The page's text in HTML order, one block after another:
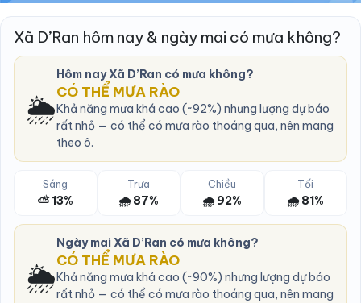
Xã D’Ran hôm nay & ngày mai có mưa không?
🌦️
Hôm nay Xã D’Ran có mưa không?
CÓ THỂ MƯA RÀO
Khả năng mưa khá cao (~92%) nhưng lượng dự báo
rất nhỏ — có thể có mưa rào thoáng qua, nên mang
theo ô.
Sáng
⛅ 13%
Trưa
🌧️ 87%
Chiều
🌧️ 92%
Tối
🌧️ 81%
🌦️
Ngày mai Xã D’Ran có mưa không?
CÓ THỂ MƯA RÀO
Khả năng mưa khá cao (~90%) nhưng lượng dự báo
rất nhỏ — có thể có mưa rào thoáng qua, nên mang